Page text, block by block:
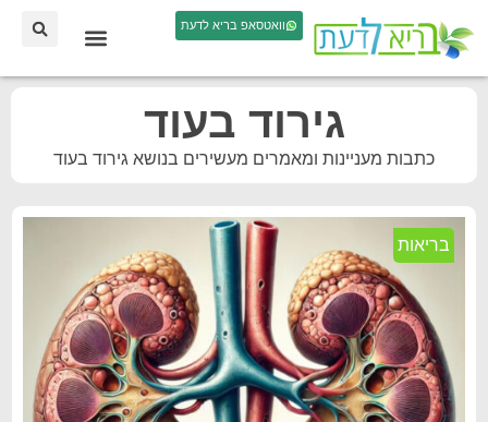
וואטסאפ בריא לדעת
גירוד בעוד
כתבות מעניינות ומאמרים מעשירים בנושא גירוד בעוד
בריאות